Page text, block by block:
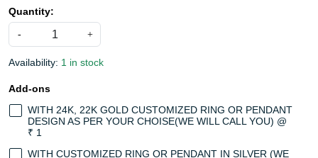
Quantity:
- +
Availability: 1 in stock
Add-ons
WITH 24K, 22K GOLD CUSTOMIZED RING OR PENDANT
DESIGN AS PER YOUR CHOISE(WE WILL CALL YOU) @
₹ 1
WITH CUSTOMIZED RING OR PENDANT IN SILVER (WE